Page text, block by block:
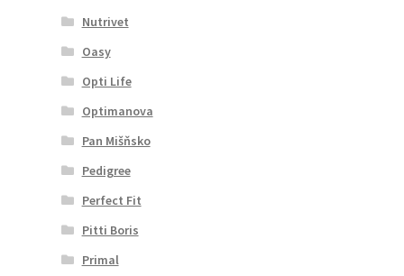
Nutrivet
Oasy
Opti Life
Optimanova
Pan Mišňsko
Pedigree
Perfect Fit
Pitti Boris
Primal